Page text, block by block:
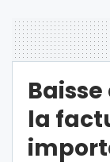
Baisse
la